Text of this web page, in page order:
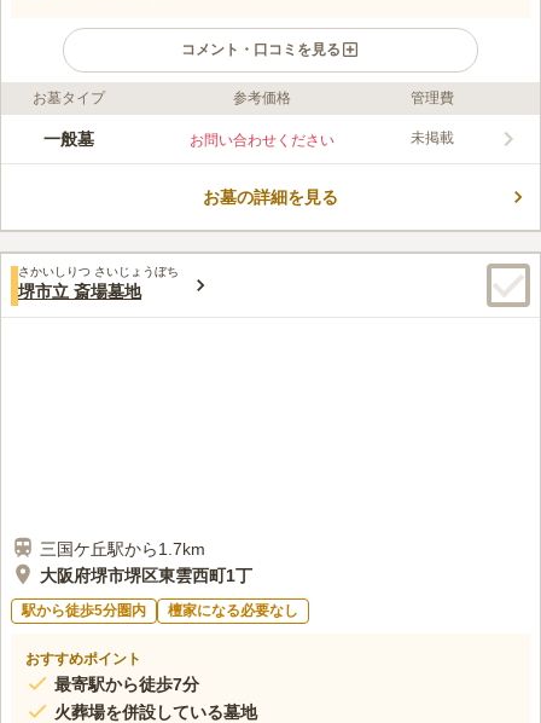
コメント・口コミを見る
ライフドット編集部のコメント
長曽根黒土共同墓地は、静かな場所で眠りたい方におすすめの墓
ため、お花やお線香などの必要なものを購入することも可能で
口コミ評価
みんなの評価
40代男性
駐車場等はあるのかないのか分かりませんが、全く不便はありま
お墓タイプ 参考価格 管理費
一般墓 お問い合わせください 未掲載
お墓の詳細を見る
さかいしりつ さいじょうぼち
堺市立 斎場墓地
三国ケ丘駅から1.7km
大阪府堺市堺区東雲西町1丁
駅から徒歩5分圏内 檀家になる必要なし
おすすめポイント
最寄駅から徒歩7分
火葬場を併設している墓地